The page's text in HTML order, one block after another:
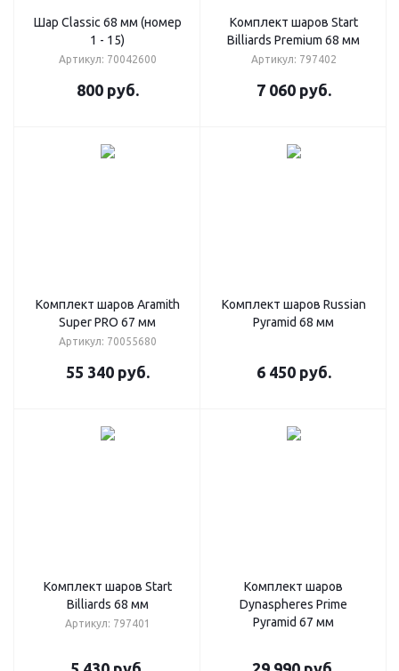
Шар Classic 68 мм (номер
1 - 15)
Артикул: 70042600
800руб.
Комплект шаров Start
Billiards Premium 68 мм
Артикул: 797402
7 060руб.
Комплект шаров Aramith
Super PRO 67 мм
Артикул: 70055680
55 340руб.
Комплект шаров Russian
Pyramid 68 мм
6 450руб.
Комплект шаров Start
Billiards 68 мм
Артикул: 797401
Комплект шаров
Dynaspheres Prime
Pyramid 67 мм